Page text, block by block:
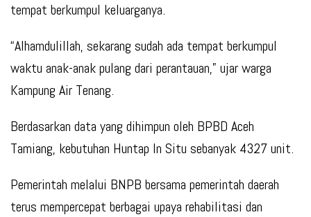
tempat berkumpul keluarganya.
“Alhamdulillah, sekarang sudah ada tempat berkumpul
waktu anak-anak pulang dari perantauan,” ujar warga
Kampung Air Tenang.
Berdasarkan data yang dihimpun oleh BPBD Aceh
Tamiang, kebutuhan Huntap In Situ sebanyak 4327 unit.
Pemerintah melalui BNPB bersama pemerintah daerah
terus mempercepat berbagai upaya rehabilitasi dan